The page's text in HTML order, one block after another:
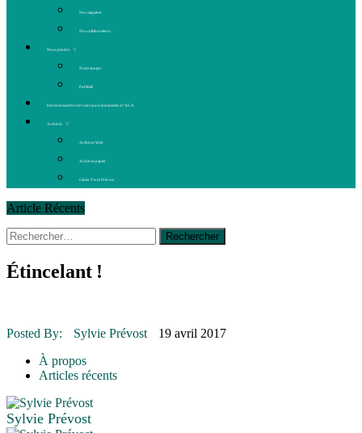
Nos stagiaires
Nos collaborateurs
Nous joindre
Notre équipe
Publicité
Devenez membre de votre journal et assistez à l’AGA
Archives
Archives Web
Archives papier
Cahier Vivez Prévost
Article Récents
14 octobre 2015
La course de boîtes à savon du club
Le rendez-vous des bolides
30 juin 2015
16 juillet 2026 | ENVIRONNEMENT
16 juillet 2026
Rechercher :
Étincelant !
Posted By: Sylvie Prévost
19 avril 2017
À propos
Articles récents
Sylvie Prévost